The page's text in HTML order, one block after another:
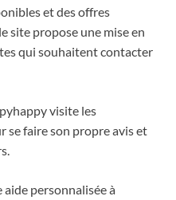
et des offres
site propose une mise en
qui souhaitent contacter
visite les
se faire son propre avis et
personnalisée à